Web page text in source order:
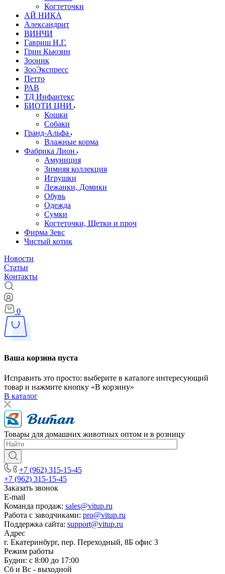
Когтеточки
АЙ НИКА
Александрит
ВИНЧИ
Гавриш Н.Г.
Грин Кьюзин
Зооник
ЗооЭкспресс
Петто
РАВ
ТД Инфантекс
БИОТИ ЦНИ
Кошки
Собаки
Гранд-Альфа
Влажные корма
Фабрика Лион
Амуниция
Зимняя коллекция
Игрушки
Лежанки, Домики
Обувь
Одежда
Сумки
Когтеточки, Щетки и проч
Фирма Зевс
Чистый котик
Новости
Статьи
Контакты
0
Ваша корзина пуста
Исправить это просто: выберите в каталоге интересующий
товар и нажмите кнопку «В корзину»
В каталог
Товары для домашних животных оптом и в розницу
+7 (962) 315-15-45
+7 (962) 315-15-45
Заказать звонок
E-mail
Команда продаж: sales@vitup.ru
Работа с заводчиками: pro@vitup.ru
Поддержка сайта: support@vitup.ru
Адрес
г. Екатеринбург, пер. Переходный, 8Б офис 3
Режим работы
Будни: с 8:00 до 17:00
Сб и Вс - выходной